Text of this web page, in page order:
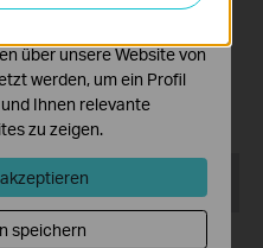
HOT BUYS
über unsere Website von
werden, um ein Profil
Ihnen relevante
zu zeigen.
speichern